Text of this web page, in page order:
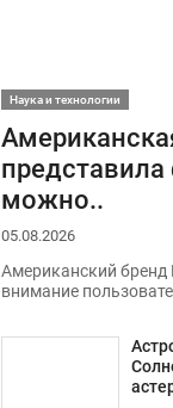
Наука и технологии
представила
можно..
05.08.2026
Американский бренд
внимание